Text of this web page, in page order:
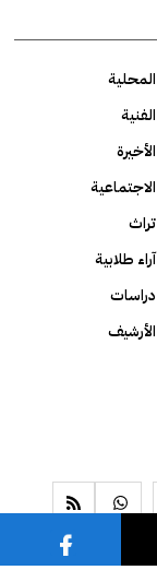
المحلية
الفنية
الأخيرة
الاجتماعية
تراث
آراء طلابية
دراسات
الأرشيف